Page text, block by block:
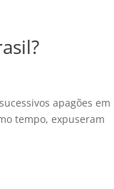
apagões em
tempo, expuseram